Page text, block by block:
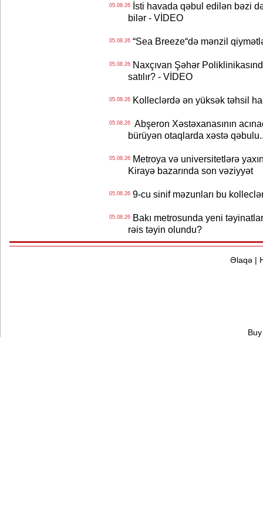
05.08.26İsti havada qəbul edilən bəzi
bilər - VİDEO
05.08.26“Sea Breeze“də mənzil
05.08.26Naxçıvan Şəhər
satılır? - VİDEO
05.08.26Kolleclərdə ən yüksək təhsil
05.08.26Abşeron Xəstəxanasının
bürüyən otaqlarda xəstə
05.08.26Metroya və universitetlərə
Kirayə bazarında son vəziyyət
05.08.269-cu sinif məzunları bu
05.08.26Bakı metrosunda yeni
rəis təyin olundu?
Əlaqə|